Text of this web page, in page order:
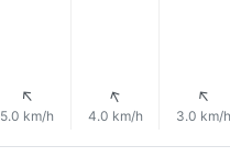
↑
5.0 km/h
↑
4.0 km/h
↑
3.0 km/h